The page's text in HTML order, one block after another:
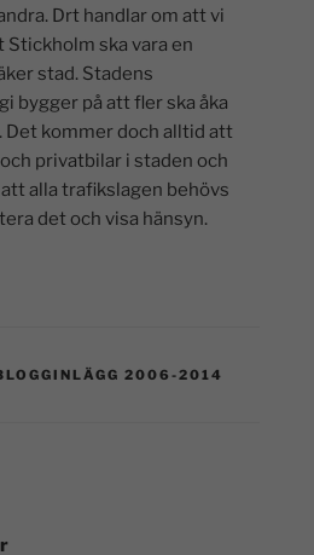
Drt handlar om att vi
ska vara en
stad. Stadens
bygger på att fler ska åka
Det kommer doch alltid att
privatbilar i staden och
alla trafikslagen behövs
det och visa hänsyn.
2006-2014